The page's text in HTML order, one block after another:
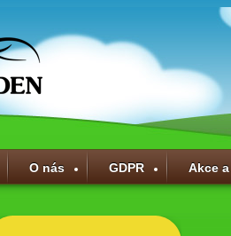
O nás GDPR Akce